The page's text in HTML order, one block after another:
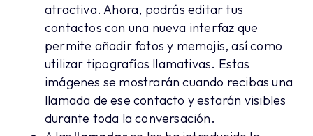
atractiva. Ahora, podrás editar tus
contactos con una nueva interfaz que
permite añadir fotos y memojis, así como
utilizar tipografías llamativas. Estas
imágenes se mostrarán cuando recibas una
llamada de ese contacto y estarán visibles
durante toda la conversación.